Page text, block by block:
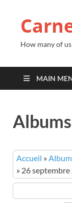
How many of
MAIN
Accueil »
» 26